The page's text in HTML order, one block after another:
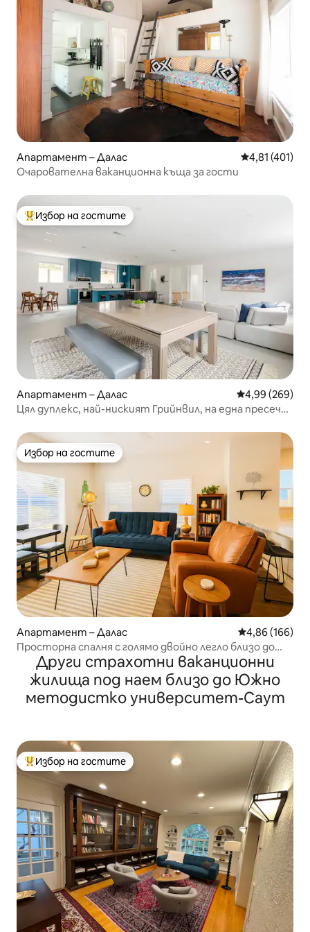
Апартамент – Далас Средна
4,81 (401)
Очарователна ваканционна къща за гости
Най-популярен избор на гостите
Избор на гостите
Апартамент – Далас Средна
4,99 (269)
Цял дуплекс, най-ниският Грийнвил, на една пресечка
Избор на гостите
Избор на гостите
Апартамент – Далас Средна
4,86 (166)
Просторна спалня с голямо двойно легло близо до
Долен Грийнвил
Други страхотни ваканционни
жилища под наем близо до Южно
методистко университет-Саут
Най-популярен избор на гостите
Избор на гостите